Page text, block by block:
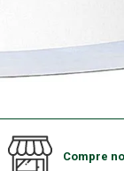
Compre